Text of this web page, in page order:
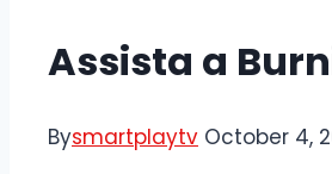
Assista a
Bysmartplaytv October 4,